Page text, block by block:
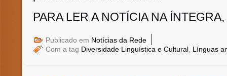
PARA LER A NOTÍCIA NA
Publicado em Notícias da Rede |
Com a tag Diversidade Linguística e Cultural Línguas